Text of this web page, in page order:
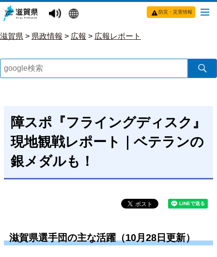
防災・災害情報
滋賀県 > 県政情報 > 広報 > 広報レポート
障スポ『フライングディスク』
現地観戦レポート｜ベテランの
銀メダルも！
滋賀県選手団の主な活躍（10月28日更新）